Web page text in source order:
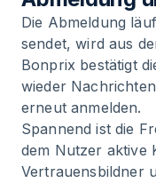
Die Abmeldung
sendet, wird aus
Bonprix bestätigt
wieder
erneut anmelden.
Spannend ist die
dem Nutzer aktive
Vertrauensbildner